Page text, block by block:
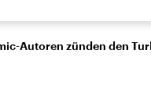
Wissen
Autoren zünden den